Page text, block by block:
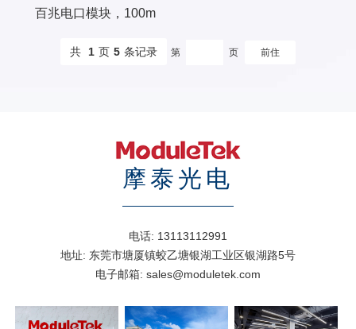
百兆电口模块，100m
共 1 页 5 条记录 第 页
摩泰光电
电话: 13113112991
地址: 东莞市塘厦镇蛟乙塘银湖工业区银湖路5号
电子邮箱: sales@moduletek.com